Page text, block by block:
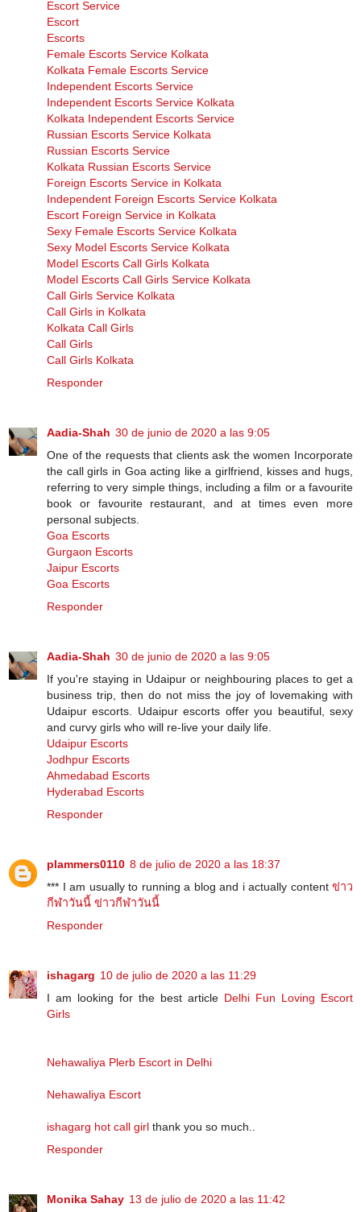
Escort Service
Escort
Escorts
Female Escorts Service Kolkata
Kolkata Female Escorts Service
Independent Escorts Service
Independent Escorts Service Kolkata
Kolkata Independent Escorts Service
Russian Escorts Service Kolkata
Russian Escorts Service
Kolkata Russian Escorts Service
Foreign Escorts Service in Kolkata
Independent Foreign Escorts Service Kolkata
Escort Foreign Service in Kolkata
Sexy Female Escorts Service Kolkata
Sexy Model Escorts Service Kolkata
Model Escorts Call Girls Kolkata
Model Escorts Call Girls Service Kolkata
Call Girls Service Kolkata
Call Girls in Kolkata
Kolkata Call Girls
Call Girls
Call Girls Kolkata
Responder
Aadia-Shah 30 de junio de 2020 a las 9:05
One of the requests that clients ask the women Incorporate
the call girls in Goa acting like a girlfriend, kisses and hugs,
referring to very simple things, including a film or a favourite
book or favourite restaurant, and at times even more
personal subjects.
Goa Escorts
Gurgaon Escorts
Jaipur Escorts
Goa Escorts
Responder
Aadia-Shah 30 de junio de 2020 a las 9:05
If you're staying in Udaipur or neighbouring places to get a
business trip, then do not miss the joy of lovemaking with
Udaipur escorts. Udaipur escorts offer you beautiful, sexy
and curvy girls who will re-live your daily life.
Udaipur Escorts
Jodhpur Escorts
Ahmedabad Escorts
Hyderabad Escorts
Responder
plammers0110 8 de julio de 2020 a las 18:37
*** I am usually to running a blog and i actually content ข่าว
กีฬาวันนี้ ข่าวกีฬาวันนี้
Responder
ishagarg 10 de julio de 2020 a las 11:29
I am looking for the best article Delhi Fun Loving Escort
Girls
Nehawaliya Plerb Escort in Delhi
Nehawaliya Escort
ishagarg hot call girl thank you so much..
Responder
Monika Sahay 13 de julio de 2020 a las 11:42